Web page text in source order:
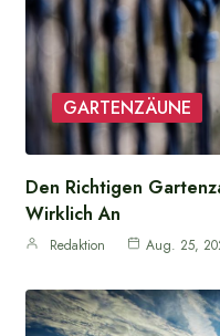
GARTENZÄUNE
Den Richtigen
Wirklich An
Redaktion Aug. 25,